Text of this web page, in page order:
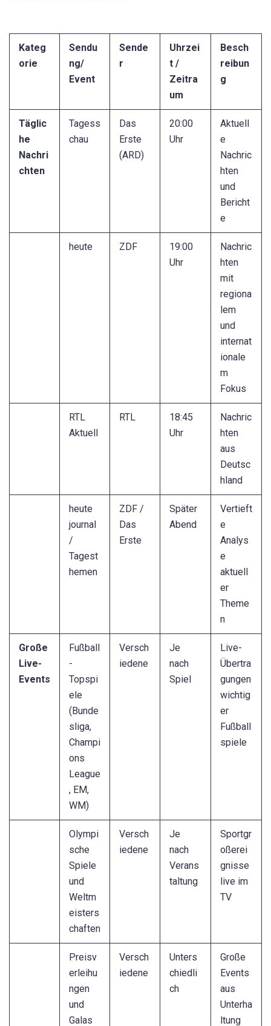
Kateg
orie
Sendu
ng/
Event
Sende
r
Uhrzei
t /
Zeitra
um
Besch
reibun
g
Täglic
he
Nachri
chten
Tagess
chau
Das
Erste
(ARD)
20:00
Uhr
Aktuell
e
Nachric
hten
und
Bericht
e
heute ZDF
19:00
Uhr
Nachric
hten
mit
regiona
lem
und
internat
ionale
m
Fokus
RTL
Aktuell
RTL
18:45
Uhr
Nachric
hten
aus
Deutsc
hland
heute
journal
/
Tagest
hemen
ZDF /
Das
Erste
Später
Abend
Vertieft
e
Analys
e
aktuell
er
Theme
n
Große
Live-
Events
Fußball
-
Topspi
ele
(Bunde
sliga,
Champi
ons
League
, EM,
WM)
Versch
iedene
Je
nach
Spiel
Live-
Übertra
gungen
wichtig
er
Fußball
spiele
Olympi
sche
Spiele
und
Weltm
eisters
chaften
Versch
iedene
Je
nach
Verans
taltung
Sportgr
oßerei
gnisse
live im
TV
Preisv
erleihu
ngen
und
Galas
Versch
iedene
Unters
chiedli
ch
Große
Events
aus
Unterha
ltung